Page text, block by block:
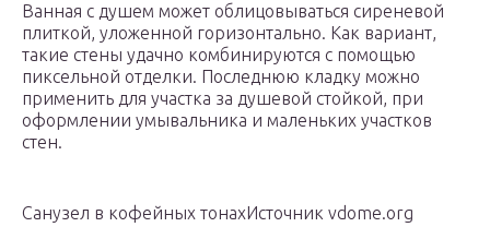
Ванная с душем может облицовываться сиреневой
плиткой, уложенной горизонтально. Как вариант,
такие стены удачно комбинируются с помощью
пиксельной отделки. Последнюю кладку можно
применить для участка за душевой стойкой, при
оформлении умывальника и маленьких участков
стен.
Санузел в кофейных тонахИсточник vdome.org